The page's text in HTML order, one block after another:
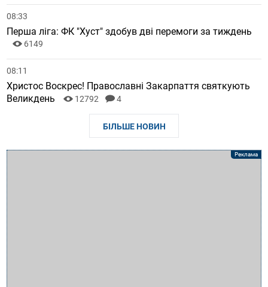
08:33
Перша ліга: ФК "Хуст" здобув дві перемоги за тиждень
6149
08:11
Христос Воскрес! Православні Закарпаття святкують
Великдень
12792 4
БІЛЬШЕ НОВИН